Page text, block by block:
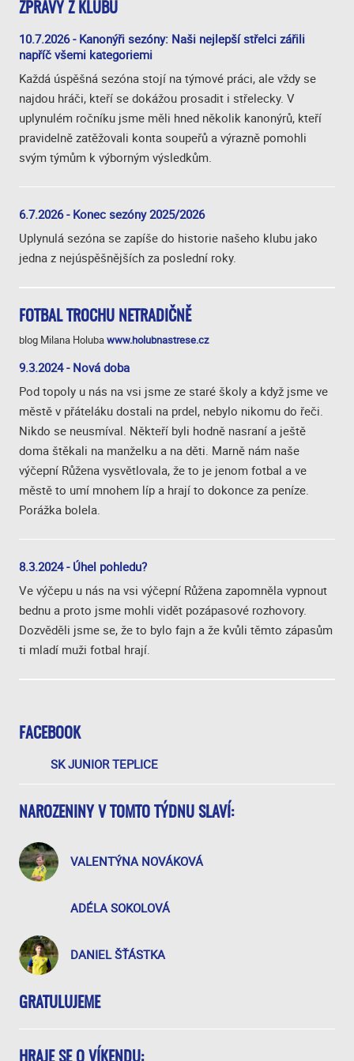
FACEBOOK
SK JUNIOR TEPLICE
NAROZENINY V TOMTO TÝDNU SLAVÍ:
VALENTÝNA NOVÁKOVÁ
ADÉLA SOKOLOVÁ
DANIEL ŠŤÁSTKA
GRATULUJEME
HRAJE SE O VÍKENDU:
ZPRÁVY Z KLUBU
10.7.2026 - Kanonýři sezóny: Naši nejlepší střelci zářili
napříč všemi kategoriemi
Každá úspěšná sezóna stojí na týmové práci, ale vždy se
najdou hráči, kteří se dokážou prosadit i střelecky. V
uplynulém ročníku jsme měli hned několik kanonýrů, kteří
pravidelně zatěžovali konta soupeřů a výrazně pomohli
svým týmům k výborným výsledkům.
6.7.2026 - Konec sezóny 2025/2026
Uplynulá sezóna se zapíše do historie našeho klubu jako
jedna z nejúspěšnějších za poslední roky.
FOTBAL TROCHU NETRADIČNĚ
blog Milana Holubawww.holubnastrese.cz
9.3.2024 - Nová doba
Pod topoly u nás na vsi jsme ze staré školy a když jsme ve
městě v přáteláku dostali na prdel, nebylo nikomu do řeči.
Nikdo se neusmíval. Někteří byli hodně nasraní a ještě
doma štěkali na manželku a na děti. Marně nám naše
výčepní Růžena vysvětlovala, že to je jenom fotbal a ve
městě to umí mnohem líp a hrají to dokonce za peníze.
Porážka bolela.
8.3.2024 - Úhel pohledu?
Ve výčepu u nás na vsi výčepní Růžena zapomněla vypnout
bednu a proto jsme mohli vidět pozápasové rozhovory.
Dozvěděli jsme se, že to bylo fajn a že kvůli těmto zápasům
ti mladí muži fotbal hrají.